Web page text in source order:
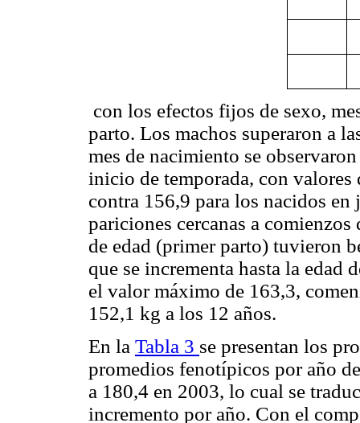
con los efectos fijos de sexo,
parto. Los machos superaron a
mes de nacimiento se
inicio de temporada, con
contra 156,9 para los nacidos
pariciones cercanas a
de edad (primer parto) tuvieron
que se incrementa hasta la edad
el valor máximo de 163,3,
152,1 kg a los 12 años.
En la Tabla 3 se presentan los
promedios fenotípicos por año
a 180,4 en 2003, lo cual se
incremento por año. Con el